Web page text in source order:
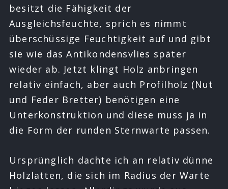
besitzt die Fähigkeit der
Ausgleichsfeuchte, sprich es nimmt
überschüssige Feuchtigkeit auf und gibt
sie wie das Antikondensvlies später
wieder ab. Jetzt klingt Holz anbringen
relativ einfach, aber auch Profilholz (Nut
und Feder Bretter) benötigen eine
Unterkonstruktion und diese muss ja in
die Form der runden Sternwarte passen.
Ursprünglich dachte ich an relativ dünne
Holzlatten, die sich im Radius der Warte